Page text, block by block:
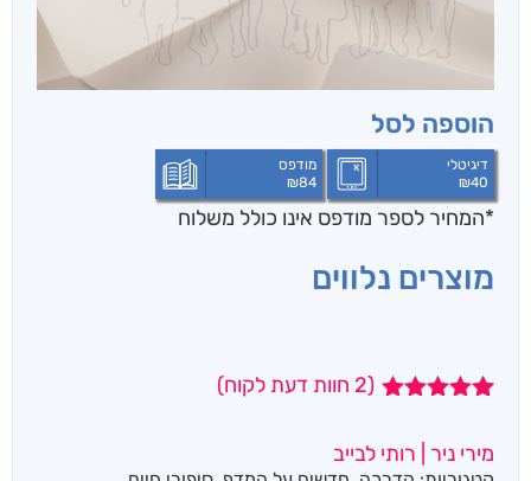
הוספה לסל
דיגיטלי
₪40
מודפס
₪84
*המחיר לספר מודפס אינו כולל משלוח
מוצרים נלווים
מבוסס על
(
2 חוות דעת לקוח)
מירי ניר | רותי לבייב